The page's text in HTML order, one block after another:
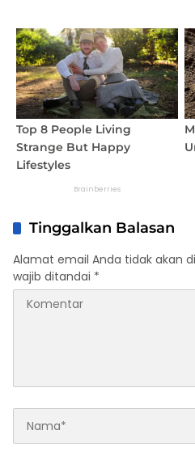
Tinggalkan Balasan
Alamat email Anda tidak akan
wajib ditandai *